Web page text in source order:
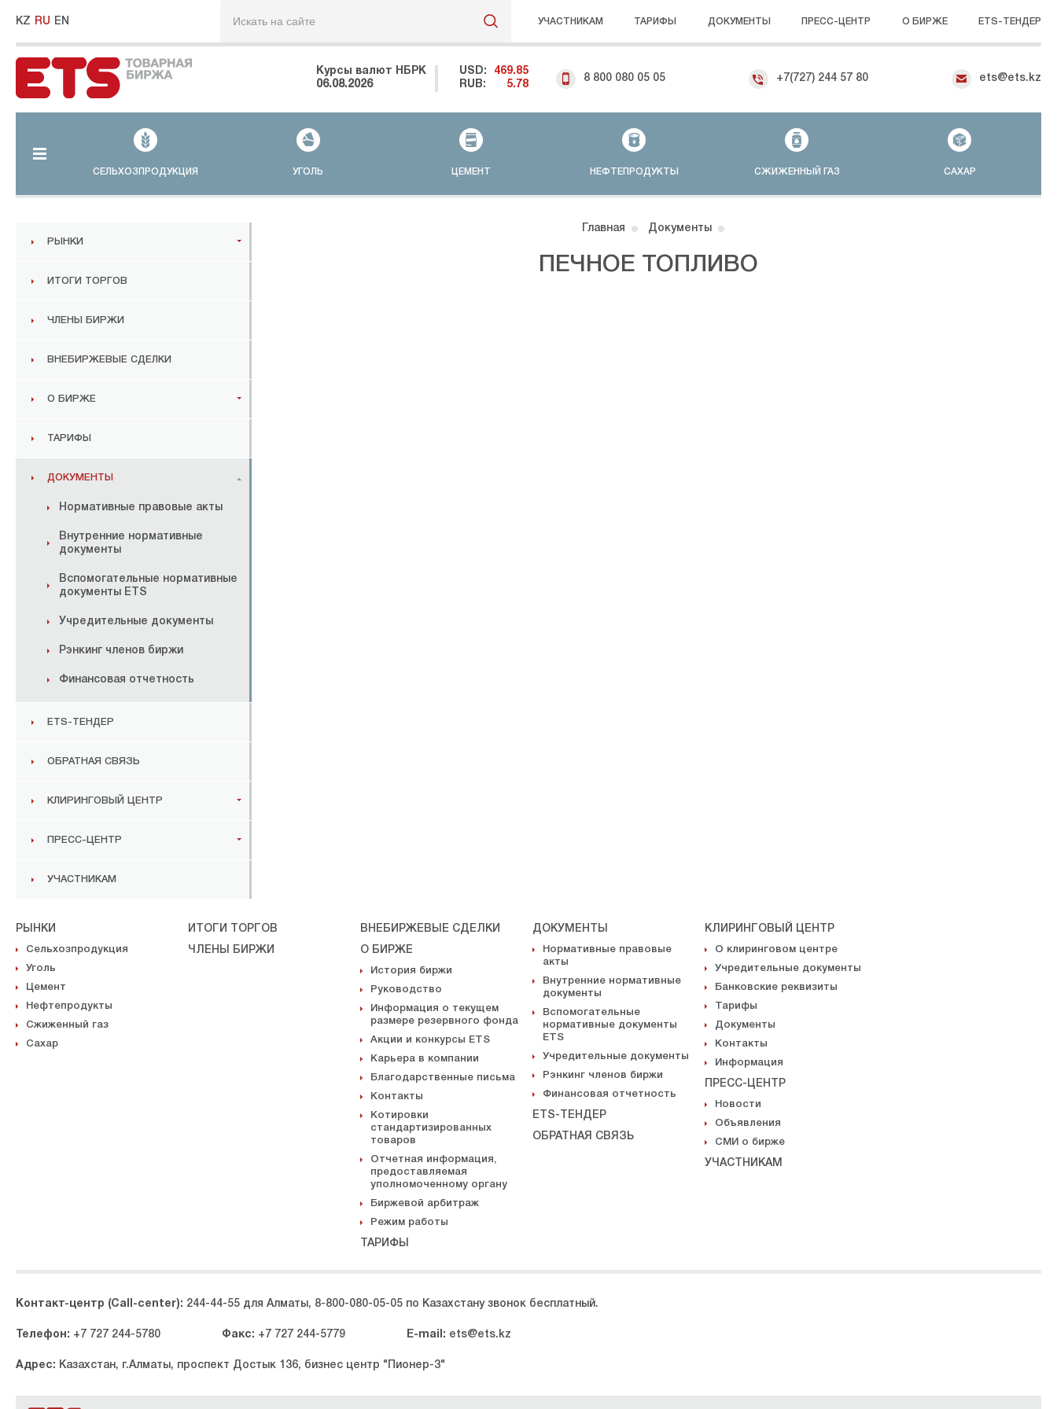
KZ RU EN УЧАСТНИКАМ ТАРИФЫ ДОКУМЕНТЫ ПРЕСС-ЦЕНТР О БИРЖЕ ETS-ТЕНДЕР
Курсы валют НБРК
06.08.2026
USD:
469.85
RUB:
5.78
8 800 080 05 05 +7(727) 244 57 80 ets@ets.kz
СЕЛЬХОЗПРОДУКЦИЯ УГОЛЬ ЦЕМЕНТ НЕФТЕПРОДУКТЫ СЖИЖЕННЫЙ ГАЗ САХАР
РЫНКИ
ИТОГИ ТОРГОВ
ЧЛЕНЫ БИРЖИ
ВНЕБИРЖЕВЫЕ СДЕЛКИ
О БИРЖЕ
ТАРИФЫ
ДОКУМЕНТЫ
Нормативные правовые акты
Внутренние нормативные
документы
Вспомогательные нормативные
документы ETS
Учредительные документы
Рэнкинг членов биржи
Финансовая отчетность
ETS-ТЕНДЕР
ОБРАТНАЯ СВЯЗЬ
КЛИРИНГОВЫЙ ЦЕНТР
ПРЕСС-ЦЕНТР
УЧАСТНИКАМ
Главная Документы
ПЕЧНОЕ ТОПЛИВО
РЫНКИ
Сельхозпродукция
Уголь
Цемент
Нефтепродукты
Сжиженный газ
Сахар
ИТОГИ ТОРГОВ
ЧЛЕНЫ БИРЖИ
ВНЕБИРЖЕВЫЕ СДЕЛКИ
О БИРЖЕ
История биржи
Руководство
Информация о текущем
размере резервного фонда
Акции и конкурсы ETS
Карьера в компании
Благодарственные письма
Контакты
Котировки
стандартизированных
товаров
Отчетная информация,
предоставляемая
уполномоченному органу
Биржевой арбитраж
Режим работы
ТАРИФЫ
ДОКУМЕНТЫ
Нормативные правовые
акты
Внутренние нормативные
документы
Вспомогательные
нормативные документы
ETS
Учредительные документы
Рэнкинг членов биржи
Финансовая отчетность
ETS-ТЕНДЕР
ОБРАТНАЯ СВЯЗЬ
КЛИРИНГОВЫЙ ЦЕНТР
О клиринговом центре
Учредительные документы
Банковские реквизиты
Тарифы
Документы
Контакты
Информация
ПРЕСС-ЦЕНТР
Новости
Объявления
СМИ о бирже
УЧАСТНИКАМ
Контакт-центр (Call-center): 244-44-55 для Алматы, 8-800-080-05-05 по Казахстану звонок бесплатный.
Телефон: +7 727 244-5780 Факс: +7 727 244-5779 E-mail: ets@ets.kz
Адрес: Казахстан, г.Алматы, проспект Достык 136, бизнес центр "Пионер-3"